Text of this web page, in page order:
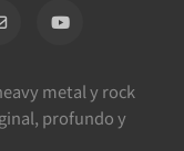
metal y rock
profundo y